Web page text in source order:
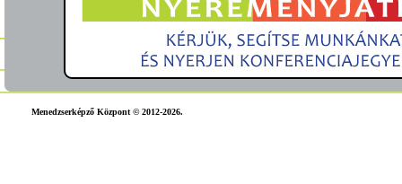
Menedzserképző Központ © 2012-2026.